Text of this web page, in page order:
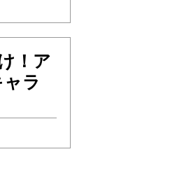
！ア
ラ